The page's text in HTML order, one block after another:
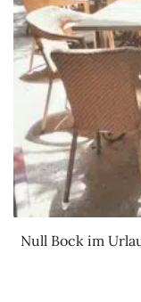
Null Bock im